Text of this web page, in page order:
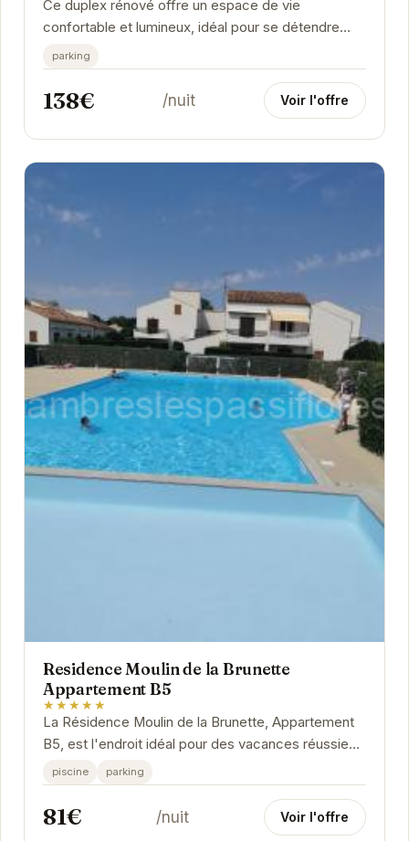
Ce duplex rénové offre un espace de vie
confortable et lumineux, idéal pour se détendre
après une journée à la plage. La cuisine équipée...
parking
138€ /nuit Voir l'offre
Residence Moulin de la Brunette
Appartement B5
★★★★★
La Résidence Moulin de la Brunette, Appartement
B5, est l'endroit idéal pour des vacances réussies
à Saint-Palais-sur-Mer. Son emplacement...
piscine parking
81€ /nuit Voir l'offre